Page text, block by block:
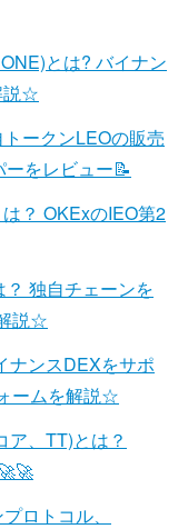
とは? バイナン
説☆
ークンLEOの販売
をレビュー📝
？ OKExのIEO第2
独自チェーンを
説☆
ナンスDEXをサポ
ームを解説☆
、TT)とは？
ロトコル、